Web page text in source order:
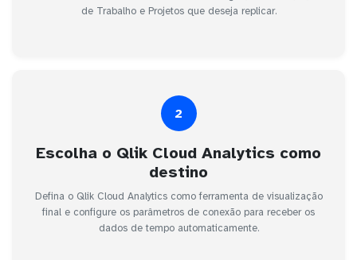
de Trabalho e Projetos que deseja replicar.
2
Escolha o Qlik Cloud Analytics como
destino
Defina o Qlik Cloud Analytics como ferramenta de visualização
final e configure os parâmetros de conexão para receber os
dados de tempo automaticamente.